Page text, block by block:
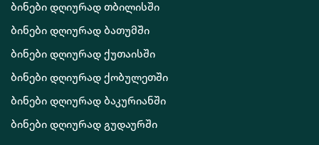
ბინები დღიურად თბილისში
ბინები დღიურად ბათუმში
ბინები დღიურად ქუთაისში
ბინები დღიურად ქობულეთში
ბინები დღიურად ბაკურიანში
ბინები დღიურად გუდაურში